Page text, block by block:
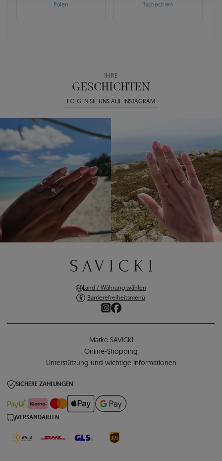
Polen
Tschechien
IHRE
GESCHICHTEN
FOLGEN SIE UNS AUF INSTAGRAM
Land / Währung wählen
Barrierefreiheitsmenü
Marke SAVICKI
Online-Shopping
Unterstützung und wichtige Informationen
SICHERE ZAHLUNGEN
VERSANDARTEN